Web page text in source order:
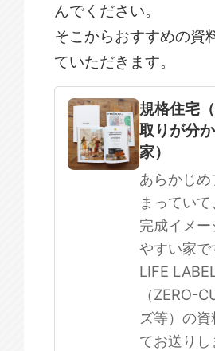
んでください。
そこからおすすめの資
ていただきます。
規格住宅
注文
SOWOOD
まだ何も決まって
規格住宅
取りが分
家）
あらかじ
まってい
完成イメ
やすい家で
LIFE
（ZERO-
ズ等）の
てお送りし